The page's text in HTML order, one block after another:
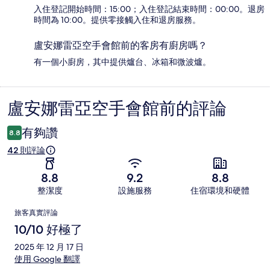
入住登記開始時間：15:00；入住登記結束時間：00:00。退房
時間為 10:00。提供零接觸入住和退房服務。
盧安娜雷亞空手會館前的客房有廚房嗎？
有一個小廚房，其中提供爐台、冰箱和微波爐。
評
論
盧安娜雷亞空手會館前的評論
8.8 有夠讚
42 則評論
8.8
整潔度
9.2
設施服務
8.8
住宿環境和硬體
評
論
旅客真實評論
10/10 好極了
2025 年 12 月 17 日
使用 Google 翻譯